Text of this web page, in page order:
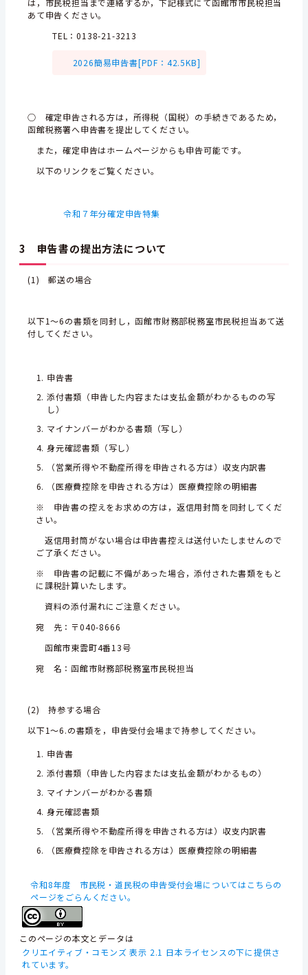
あて申告ください。
TEL：0138-21-3213
2026簡易申告書[PDF：42.5KB]
○ 確定申告される方は，所得税（国税）の手続きであるため，
函館税務署へ申告書を提出してください。
また，確定申告はホームページからも申告可能です。
以下のリンクをご覧ください。
令和７年分確定申告特集
3 申告書の提出方法について
(1) 郵送の場合
以下1～6の書類を同封し，函館市財務部税務室市民税担当あて送
付してください。
申告書
添付書類（申告した内容または支払金額がわかるものの写
し）
マイナンバーがわかる書類（写し）
身元確認書類（写し）
（営業所得や不動産所得を申告される方は）収支内訳書
（医療費控除を申告される方は）医療費控除の明細書
※ 申告書の控えをお求めの方は，返信用封筒を同封してくだ
さい。
返信用封筒がない場合は申告書控えは送付いたしませんので
ご了承ください。
※ 申告書の記載に不備があった場合，添付された書類をもと
に課税計算いたします。
資料の添付漏れにご注意ください。
宛 先：〒040-8666
函館市東雲町4番13号
宛 名：函館市財務部税務室市民税担当
(2) 持参する場合
以下1～6.の書類を，申告受付会場まで持参してください。
申告書
添付書類（申告した内容または支払金額がわかるもの）
マイナンバーがわかる書類
身元確認書類
（営業所得や不動産所得を申告される方は）収支内訳書
（医療費控除を申告される方は）医療費控除の明細書
令和8年度 市民税・道民税の申告受付会場についてはこちらの
ページをごらんください。
このページの本文とデータは
クリエイティブ・コモンズ 表示 2.1 日本ライセンスの下に提供さ
れています。